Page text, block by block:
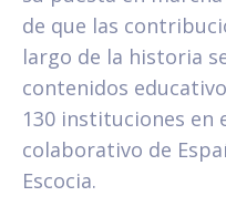
de que las
largo de la historia
contenidos
130 instituciones en
colaborativo de
Escocia.